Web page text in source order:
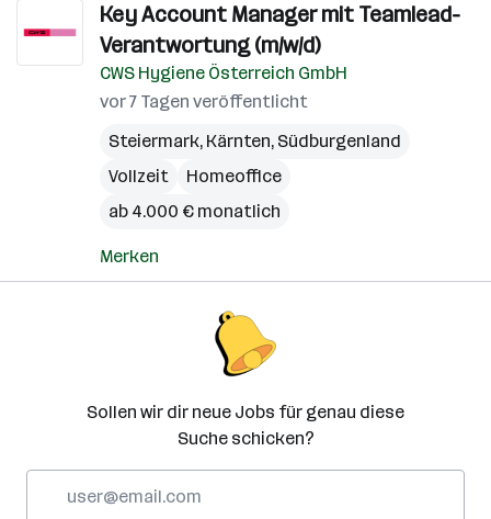
Key Account Manager mit Teamlead-
Verantwortung (m/w/d)
CWS Hygiene Österreich GmbH
vor 7 Tagen veröffentlicht
Steiermark, Kärnten, Südburgenland
Vollzeit
Homeoffice
ab 4.000 € monatlich
Merken
Sollen wir dir neue Jobs für genau diese
Suche schicken?